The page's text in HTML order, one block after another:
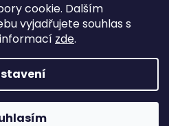
cookie. Dalším
vyjadřujete souhlas s
zde.
Shoptet
. Všechna práva vyhrazena.